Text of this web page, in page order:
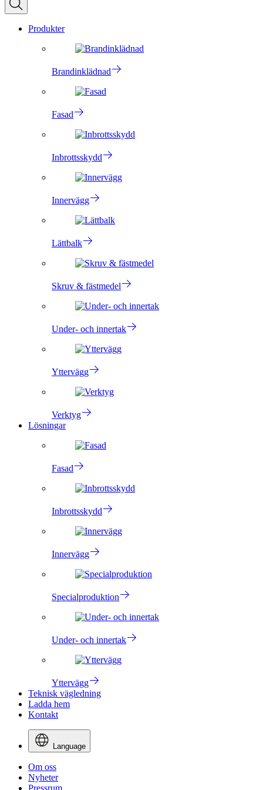
Produkter
Brandinklädnad
Fasad
Inbrottsskydd
Innervägg
Lättbalk
Skruv & fästmedel
Under- och innertak
Yttervägg
Verktyg
Lösningar
Fasad
Inbrottsskydd
Innervägg
Specialproduktion
Under- och innertak
Yttervägg
Teknisk vägledning
Ladda hem
Kontakt
Language
Om oss
Nyheter
Pressrum